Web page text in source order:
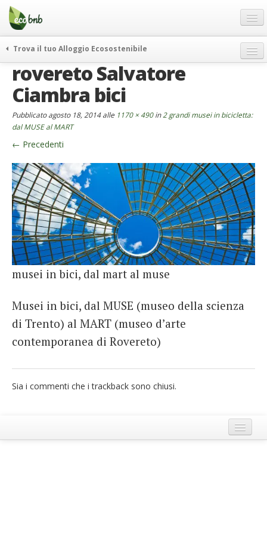
Menu
Salta
contenuto
Offerte Speciali
Regali
FAQ
Chi Siamo
Partner
Contatti
Italiano
German
English
Spanish
Italiano
Trova il tuo Alloggio Ecosostenibile
itinerari
curiosità
vivere e viaggiare verde
news ed eventi
rassegna stampa
rovereto Salvatore
Ciambra bici
Pubblicatoagosto 18, 2014alle 1170 × 490in2 grandi musei in bicicletta:
dal MUSE al MART
← Precedenti
musei in bici, dal mart al muse
Musei in bici, dal MUSE (museo della scienza
di Trento) al MART (museo d’arte
contemporanea di Rovereto)
Sia i commenti che i trackback sono chiusi.